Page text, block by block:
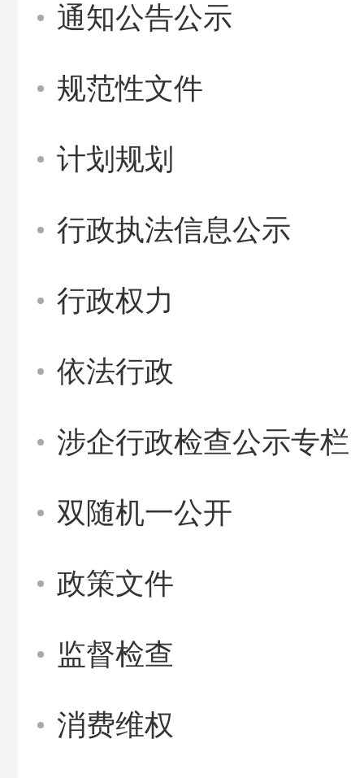
通知公告公示
规范性文件
计划规划
行政执法信息公示
行政权力
依法行政
涉企行政检查公示专栏
双随机一公开
政策文件
监督检查
消费维权